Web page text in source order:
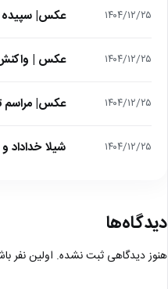
۱۴۰۴/۱۲/۲۵ عکس| سپیده خداوردی در 25 سالگی
۱۴۰۴/۱۲/۲۵ عکس | واکنش
۱۴۰۴/۱۲/۲۵ عکس| مراسم
۱۴۰۴/۱۲/۲۵ شیلا خداداد
دیدگاه‌ها
هنوز دیدگاهی ثبت نشده. اولین نفر